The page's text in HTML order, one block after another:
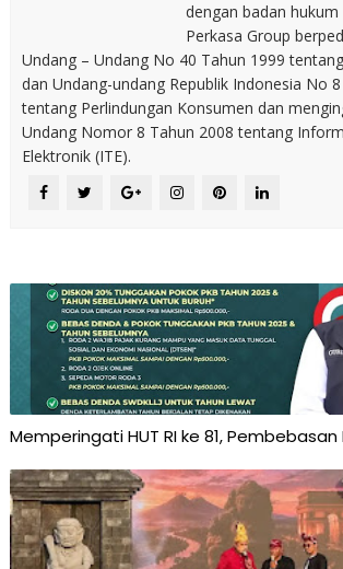
dengan badan
Perkasa Group
Undang – Undang No 40 Tahun 1999
dan Undang-undang Republik Indonesia No
tentang Perlindungan Konsumen dan
Undang Nomor 8 Tahun 2008 tentang
Elektronik (ITE).
Memperingati HUT RI ke 81,